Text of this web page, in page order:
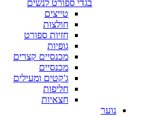
בגדי ספורט לנשים
טייצים
חולצות
חזיות ספורט
גופיות
מכנסיים קצרים
מכנסיים
ג'קטים ומעילים
חליפות
חצאיות
נוער